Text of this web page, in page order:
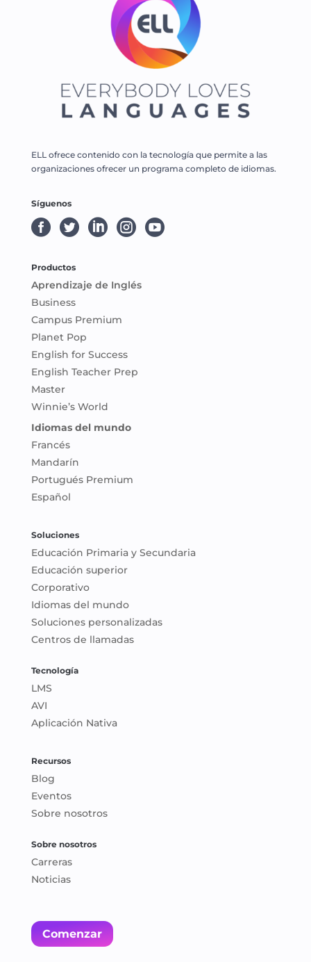
ELL ofrece contenido con la tecnología que permite a las
organizaciones ofrecer un programa completo de idiomas.
Síguenos
    
Productos
Aprendizaje de Inglés
Business
Campus Premium
Planet Pop
English for Success
English Teacher Prep
Master
Winnie’s World
Idiomas del mundo
Francés
Mandarín
Portugués Premium
Español
Soluciones
Educación Primaria y Secundaria
Educación superior
Corporativo
Idiomas del mundo
Soluciones personalizadas
Centros de llamadas
Tecnología
LMS
AVI
Aplicación Nativa
Recursos
Blog
Eventos
Sobre nosotros
Sobre nosotros
Carreras
Noticias
Comenzar